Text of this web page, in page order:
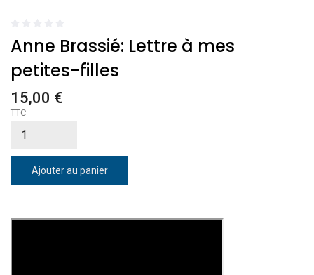
Anne Brassié: Lettre à mes
petites-filles
15,00 €
TTC
Ajouter au panier